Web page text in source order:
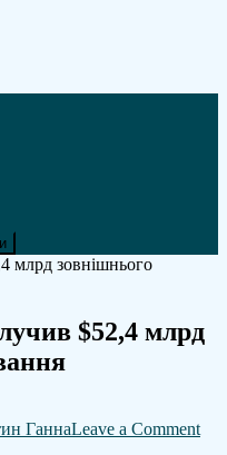
$52,4 млрд
ГаннаLeave a Commenton